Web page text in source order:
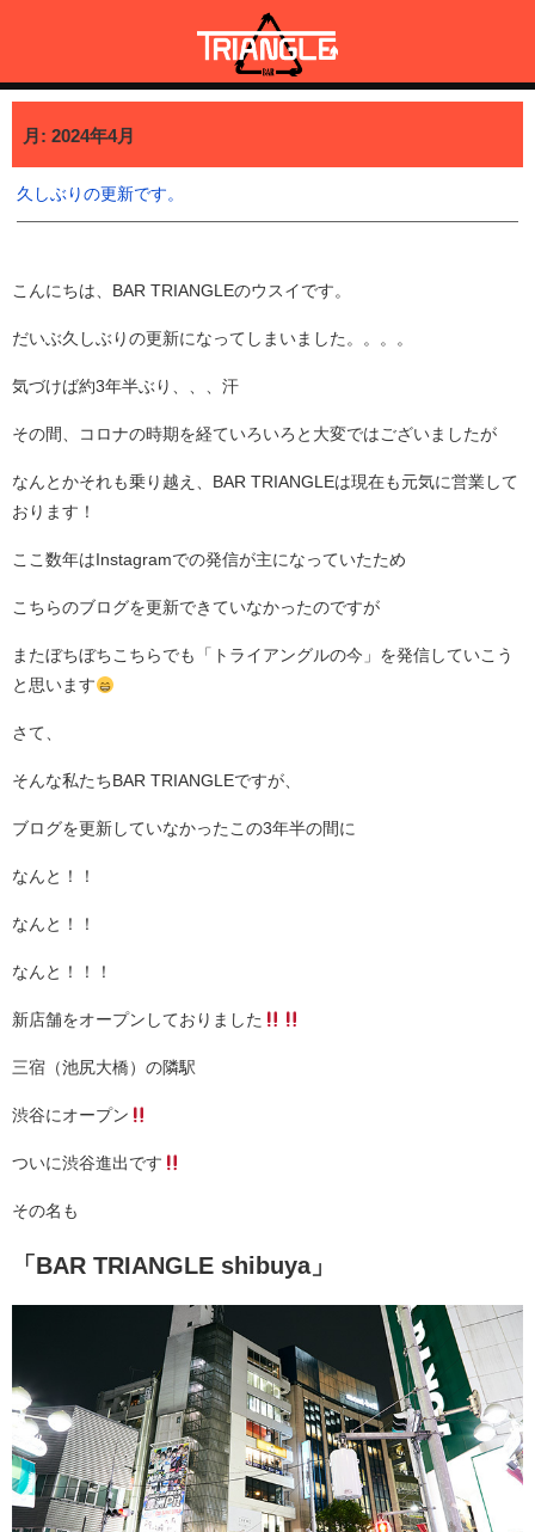
ン三宿・三軒茶屋で貸切BBQも可能なBAR TRIANGLE
三宿・三軒茶屋A5ランクの貸切BBQも可能なBAR TRIANGLE(バー・
月: 2024年4月
久しぶりの更新です。
こんにちは、BAR TRIANGLEのウスイです。
だいぶ久しぶりの更新になってしまいました。。。。
気づけば約3年半ぶり、、、汗
その間、コロナの時期を経ていろいろと大変ではございましたが
なんとかそれも乗り越え、BAR TRIANGLEは現在も元気に営業して
おります！
ここ数年はInstagramでの発信が主になっていたため
こちらのブログを更新できていなかったのですが
またぼちぼちこちらでも「トライアングルの今」を発信していこう
と思います
さて、
そんな私たちBAR TRIANGLEですが、
ブログを更新していなかったこの3年半の間に
なんと！！
なんと！！
なんと！！！
新店舗をオープンしておりました
三宿（池尻大橋）の隣駅
渋谷にオープン
ついに渋谷進出です
その名も
「BAR TRIANGLE shibuya」